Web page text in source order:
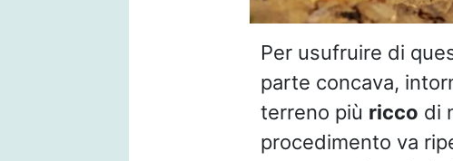
Per usufruire di
parte concava,
terreno più ricco di
procedimento va